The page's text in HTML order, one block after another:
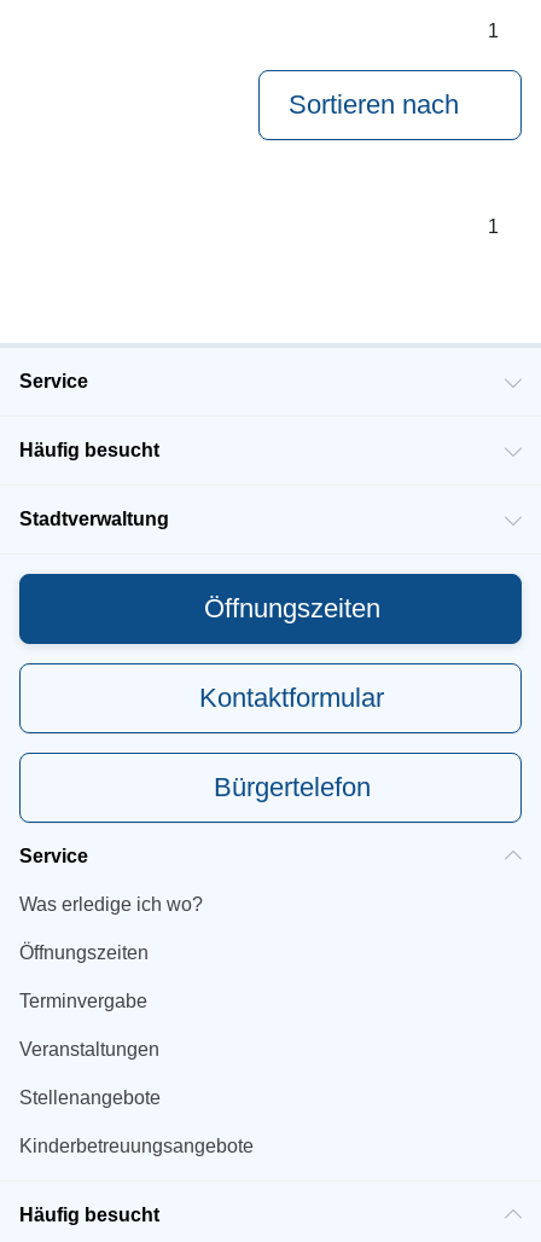
1
Sortieren nach
1
Service
Häufig besucht
Stadtverwaltung
Öffnungszeiten
Kontaktformular
Bürgertelefon
Service
Was erledige ich wo?
Öffnungszeiten
Terminvergabe
Veranstaltungen
Stellenangebote
Kinderbetreuungsangebote
Häufig besucht